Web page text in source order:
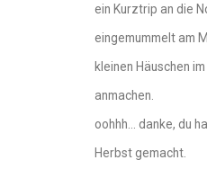
ein Kurztrip an die
eingemummelt am
kleinen Häuschen
anmachen.
oohhh… danke, du
Herbst gemacht.